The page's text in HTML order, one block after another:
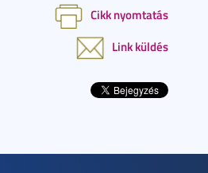
Cikk nyomtatás
Link küldés